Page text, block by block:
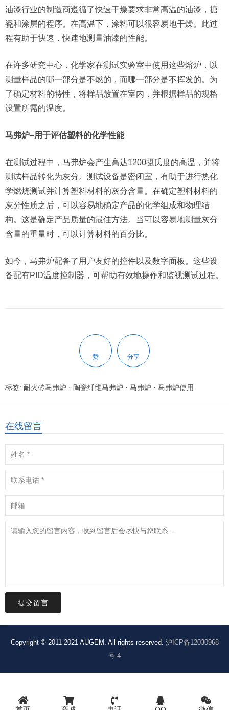
油漆行业的制造商遵循了快速干燥要求非常高温的油漆，搪
瓷和涂层的程序。在高温下，涂料可以很容易地干燥。此过
程有助于快速，快速地测量油漆的性能。
在许多研究中心，化学家在测试实验室中使用这些熔炉，以
测量样品的哪一部分是不燃的，而哪一部分是不挥发的。为
了确定材料的特性，将样品放置在室内，并根据样品的规格
设置所需的温度。
马弗炉–用于评估塑料的化学性能
在测试过程中，马弗炉会产生高达1200摄氏度的高温，并将
测试样品转化为灰分。测试设备是密闭室，有助于进行热化
学燃烧测试并计算塑料材料的灰分含量。在确定塑料材料的
灰分性质之后，可以容易地确定产品的化学组成和物理结
构。这是确定产品质量的最佳方法。当可以容易地测量灰分
含量的重量时，可以计算材料的百分比。
如今，马弗炉配备了用户友好的控件以及数字面板。这些设
备配有PID温度控制器，可帮助有效地操作和监视测试过程。
赞 分享
标签: 耐火砖马弗炉 · 陶瓷纤维马弗炉 · 马弗炉 · 马弗炉使用
在线留言
提交留言
Copyright © 2011-2021 AUGEM. All rights reserved. 沪ICP备12030968
号-4
add_filter('xmlrpc_enabled','__return_false');